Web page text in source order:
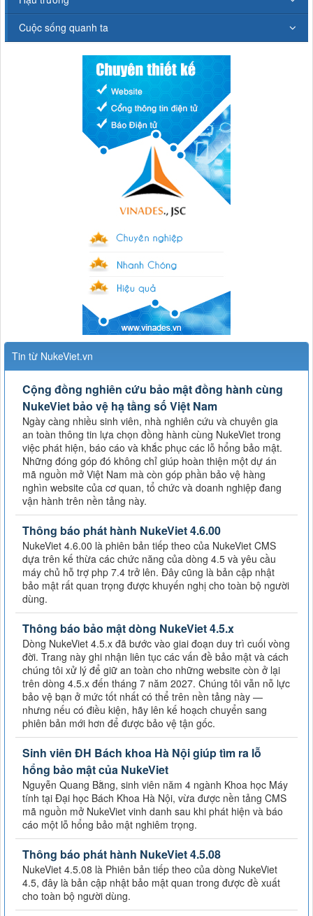
Cuộc sống quanh ta
Tin từ NukeViet.vn
Cộng đồng nghiên cứu bảo mật đồng hành cùng
NukeViet bảo vệ hạ tầng số Việt Nam
Ngày càng nhiều sinh viên, nhà nghiên cứu và chuyên gia
an toàn thông tin lựa chọn đồng hành cùng NukeViet trong
việc phát hiện, báo cáo và khắc phục các lỗ hổng bảo mật.
Những đóng góp đó không chỉ giúp hoàn thiện một dự án
mã nguồn mở Việt Nam mà còn góp phần bảo vệ hàng
nghìn website của cơ quan, tổ chức và doanh nghiệp đang
vận hành trên nền tảng này.
Thông báo phát hành NukeViet 4.6.00
NukeViet 4.6.00 là phiên bản tiếp theo của NukeViet CMS
dựa trên kế thừa các chức năng của dòng 4.5 và yêu cầu
máy chủ hỗ trợ php 7.4 trở lên. Đây cũng là bản cập nhật
bảo mật rất quan trọng được khuyến nghị cho toàn bộ người
dùng.
Thông báo bảo mật dòng NukeViet 4.5.x
Dòng NukeViet 4.5.x đã bước vào giai đoạn duy trì cuối vòng
đời. Trang này ghi nhận liên tục các vấn đề bảo mật và cách
chúng tôi xử lý để giữ an toàn cho những website còn ở lại
trên dòng 4.5.x đến tháng 7 năm 2027. Chúng tôi vẫn nỗ lực
bảo vệ bạn ở mức tốt nhất có thể trên nền tảng này —
nhưng nếu có điều kiện, hãy lên kế hoạch chuyển sang
phiên bản mới hơn để được bảo vệ tận gốc.
Sinh viên ĐH Bách khoa Hà Nội giúp tìm ra lỗ
hổng bảo mật của NukeViet
Nguyễn Quang Bằng, sinh viên năm 4 ngành Khoa học Máy
tính tại Đại học Bách Khoa Hà Nội, vừa được nền tảng CMS
mã nguồn mở NukeViet vinh danh sau khi phát hiện và báo
cáo một lỗ hổng bảo mật nghiêm trọng.
Thông báo phát hành NukeViet 4.5.08
NukeViet 4.5.08 là Phiên bản tiếp theo của dòng NukeViet
4.5, đây là bản cập nhật bảo mật quan trong được đề xuất
cho toàn bộ người dùng.